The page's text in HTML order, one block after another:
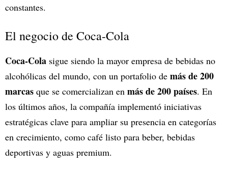
constantes.
El negocio de Coca-Cola
Coca-Cola sigue siendo la mayor empresa de bebidas no
alcohólicas del mundo, con un portafolio de más de 200
marcas que se comercializan en más de 200 países. En
los últimos años, la compañía implementó iniciativas
estratégicas clave para ampliar su presencia en categorías
en crecimiento, como café listo para beber, bebidas
deportivas y aguas premium.